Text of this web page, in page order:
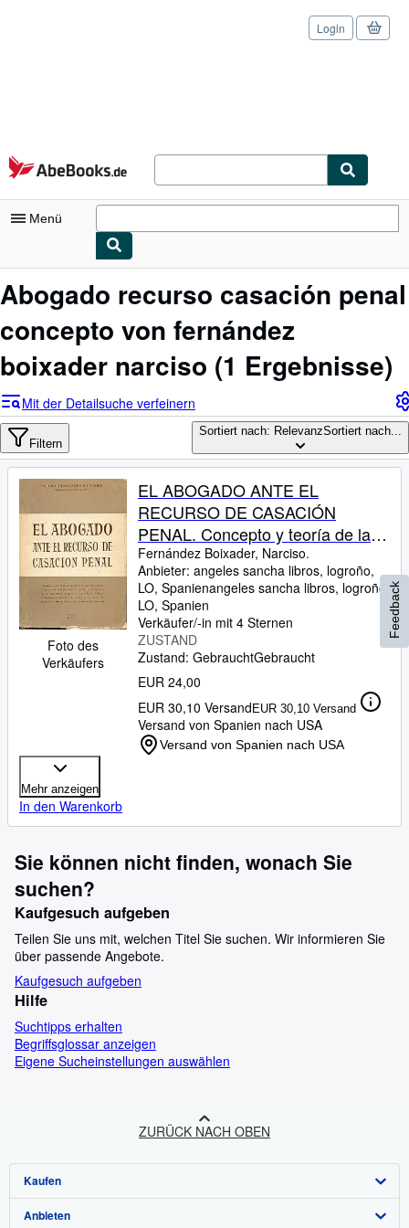
Zum Hauptinhalt
AbeBooks.de
Login
Menü
Nutzerkonto
Meine Bestellungen
Detailsuche
Sammlungen
Antiquarische Bücher
Kunst & Sammlerstücke
Verkäufer werden
Hilfe
SCHLIESSEN
Abogado recurso casación penal
concepto von fernández
boixader narciso (1 Ergebnisse)
Mit der Detailsuche verfeinern
Filtern
Sortiert nach: RelevanzSortiert nach...
Foto des
Verkäufers
EL ABOGADO ANTE EL
RECURSO DE CASACIÓN
PENAL. Concepto y teoría de la
casación en materia criminal.
Desarrollo procesal del recurso. El
documento auténtico. El recurso
de revisión. Pról. Manuel
Escudero Duato. Rúbrica de
Manuel Enterría.
Fernández Boixader, Narciso.
Anbieter: angeles sancha libros, logroño,
LO, Spanienangeles sancha libros, logroño,
LO, Spanien
Verkäufer/-in mit 4 Sternen
ZUSTAND
Zustand: GebrauchtGebraucht
EUR 24,00
EUR 30,10 VersandEUR 30,10 Versand
Versand von Spanien nach USA
Versand von Spanien nach USA
Mehr anzeigen
In den Warenkorb
Sie können nicht finden, wonach Sie
suchen?
Kaufgesuch aufgeben
Teilen Sie uns mit, welchen Titel Sie suchen. Wir informieren Sie
über passende Angebote.
Kaufgesuch aufgeben
Hilfe
Suchtipps erhalten
Begriffsglossar anzeigen
Eigene Sucheinstellungen auswählen
Feedback
ZURÜCK NACH OBEN
Kaufen
Detailsuche
Anbieten